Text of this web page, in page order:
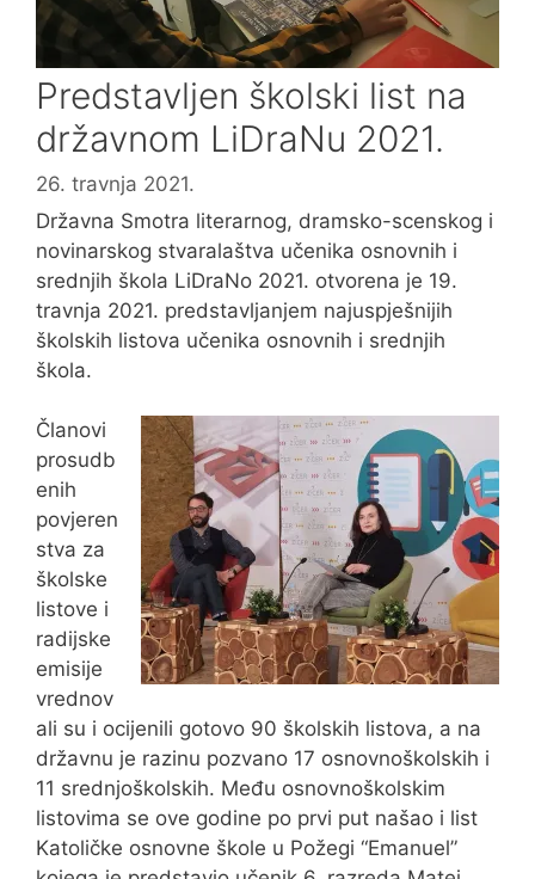
Predstavljen školski list na
državnom LiDraNu 2021.
26. travnja 2021.
Državna Smotra literarnog, dramsko-scenskog i
novinarskog stvaralaštva učenika osnovnih i
srednjih škola LiDraNo 2021. otvorena je 19.
travnja 2021. predstavljanjem najuspješnijih
školskih listova učenika osnovnih i srednjih
škola.
Članovi
prosudb
enih
povjeren
stva za
školske
listove i
radijske
emisije
vrednov
ali su i ocijenili gotovo 90 školskih listova, a na
državnu je razinu pozvano 17 osnovnoškolskih i
11 srednjoškolskih. Među osnovnoškolskim
listovima se ove godine po prvi put našao i list
Katoličke osnovne škole u Požegi “Emanuel”